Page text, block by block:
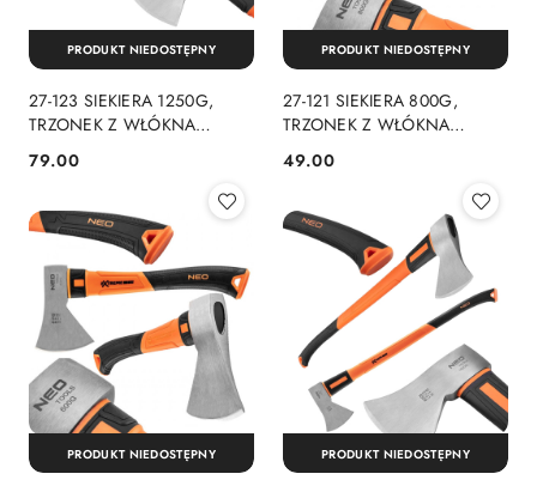
27-123 SIEKIERA 1250G,
TRZONEK Z WŁÓKNA
Cena:
79.00
PRODUKT NIEDOSTĘPNY
27-121 SIEKIERA 800G,
TRZONEK Z WŁÓKNA
Cena:
49.00
PRODUKT NIEDOSTĘPNY
PRODUKT NIEDOSTĘPNY PRODUKT NIEDOSTĘPNY